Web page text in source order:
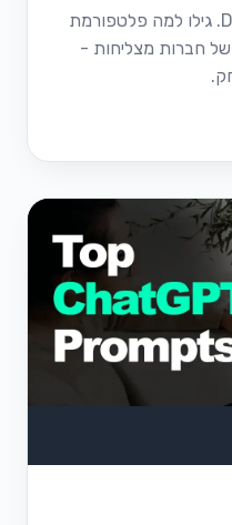
עסקים חכמים עוברים לDiscord. גילו למה פלטפורמת
של חברות מצליחות -